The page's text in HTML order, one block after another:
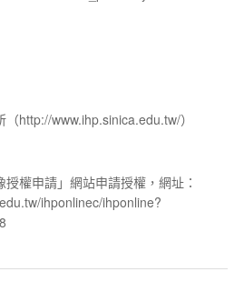
http://www.ihp.sinica.edu.tw/）
權申請」網站申請授權，網址：
ihponlinec/ihponline?